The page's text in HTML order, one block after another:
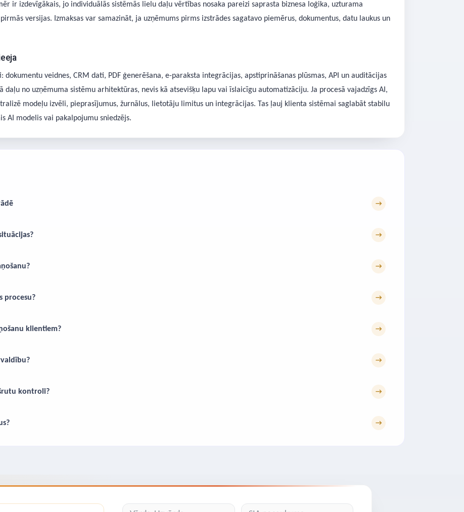
ir izdevīgākais, jo individuālās sistēmās lielu daļu vērtības nosaka pareizi saprasta biznesa loģika, uzturama
versijas. Izmaksas var samazināt, ja uzņēmums pirms izstrādes sagatavo piemērus, dokumentus, datu laukus un
veidnes, CRM dati, PDF ģenerēšana, e-paraksta integrācijas, apstiprināšanas plūsmas, API un auditācijas
daļu no uzņēmuma sistēmu arhitektūras, nevis kā atsevišķu lapu vai īslaicīgu automatizāciju. Ja procesā vajadzīgs AI,
modeļu izvēli, pieprasījumus, žurnālus, lietotāju limitus un integrācijas. Tas ļauj klienta sistēmai saglabāt stabilu
AI modelis vai pakalpojumu sniedzējs.
→
→
→
procesu? →
klientiem? →
→
kontroli? →
→